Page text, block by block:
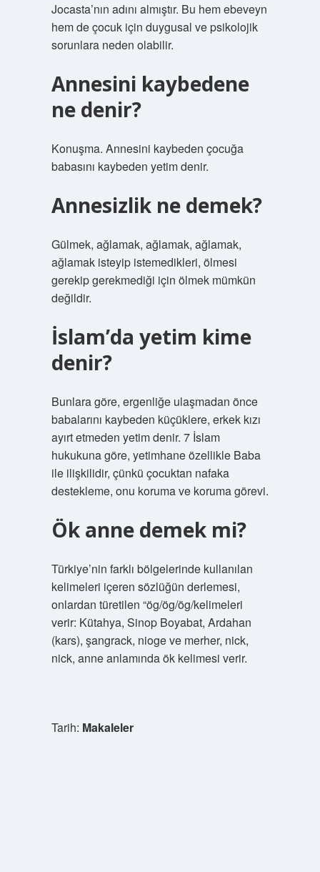
Jocasta’nın adını almıştır. Bu hem ebeveyn
hem de çocuk için duygusal ve psikolojik
sorunlara neden olabilir.
Annesini kaybedene
ne denir?
Konuşma. Annesini kaybeden çocuğa
babasını kaybeden yetim denir.
Annesizlik ne demek?
Gülmek, ağlamak, ağlamak, ağlamak,
ağlamak isteyip istemedikleri, ölmesi
gerekip gerekmediği için ölmek mümkün
değildir.
İslam’da yetim kime
denir?
Bunlara göre, ergenliğe ulaşmadan önce
babalarını kaybeden küçüklere, erkek kızı
ayırt etmeden yetim denir. 7 İslam
hukukuna göre, yetimhane özellikle Baba
ile ilişkilidir, çünkü çocuktan nafaka
destekleme, onu koruma ve koruma görevi.
Ök anne demek mi?
Türkiye’nin farklı bölgelerinde kullanılan
kelimeleri içeren sözlüğün derlemesi,
onlardan türetilen “ög/ög/ög/kelimeleri
verir: Kütahya, Sinop Boyabat, Ardahan
(kars), şangrack, nioge ve merher, nick,
nick, anne anlamında ök kelimesi verir.
Tarih: Makaleler